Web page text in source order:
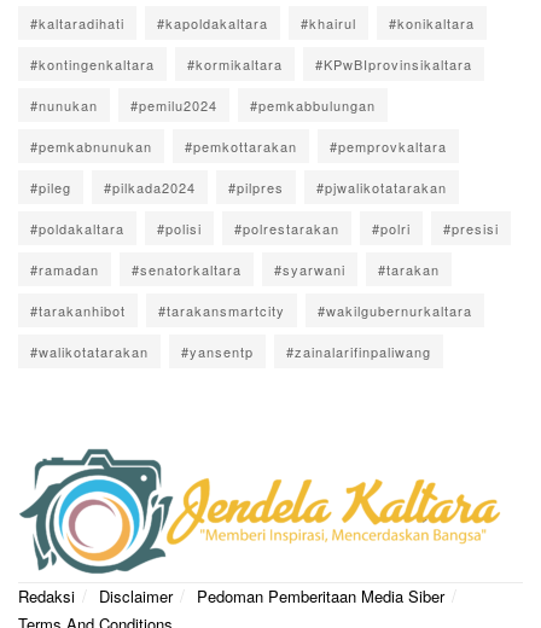
#kaltaradihati #kapoldakaltara #khairul #konikaltara
#kontingenkaltara #kormikaltara #KPwBIprovinsikaltara
#nunukan #pemilu2024 #pemkabbulungan
#pemkabnunukan #pemkottarakan #pemprovkaltara
#pileg #pilkada2024 #pilpres #pjwalikotatarakan
#poldakaltara #polisi #polrestarakan #polri #presisi
#ramadan #senatorkaltara #syarwani #tarakan
#tarakanhibot #tarakansmartcity #wakilgubernurkaltara
#walikotatarakan #yansentp #zainalarifinpaliwang
Redaksi Disclaimer
Pedoman Pemberitaan Media Siber